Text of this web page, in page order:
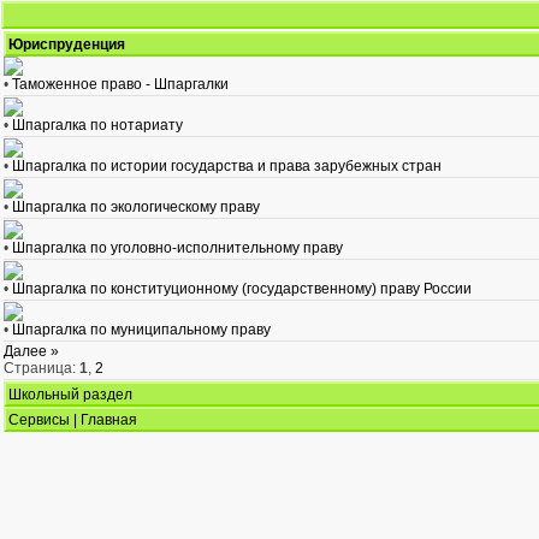
Юриспруденция
• Таможенное право - Шпаргалки
• Шпаргалка по нотариату
• Шпаргалка по истории государства и права зарубежных стран
• Шпаргалка по экологическому праву
• Шпаргалка по уголовно-исполнительному праву
• Шпаргалка по конституционному (государственному) праву России
• Шпаргалка по муниципальному праву
Далее »
Страница: 1, 2
Школьный раздел
Сервисы
Главная